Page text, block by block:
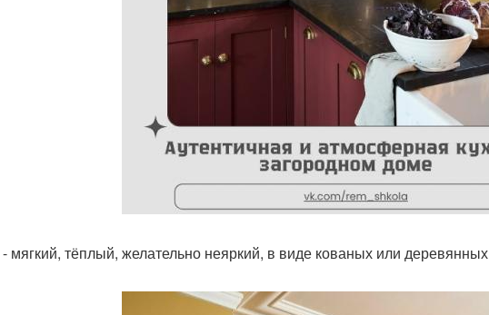
мягкий, тёплый, желательно неяркий, в виде кованых или